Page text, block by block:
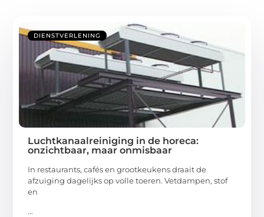
DIENSTVERLENING
Luchtkanaalreiniging in de horeca:
onzichtbaar, maar onmisbaar
In restaurants, cafés en grootkeukens draait de
afzuiging dagelijks op volle toeren. Vetdampen, stof
en
...